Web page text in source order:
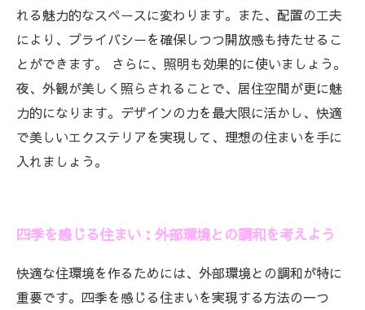
れる魅力的なスペースに変わります。また、配置の工夫
により、プライバシーを確保しつつ開放感も持たせるこ
とができます。 さらに、照明も効果的に使いましょう。
夜、外観が美しく照らされることで、居住空間が更に魅
力的になります。デザインの力を最大限に活かし、快適
で美しいエクステリアを実現して、理想の住まいを手に
入れましょう。
四季を感じる住まい：外部環境との調和を考えよう
快適な住環境を作るためには、外部環境との調和が特に
重要です。四季を感じる住まいを実現する方法の一つ